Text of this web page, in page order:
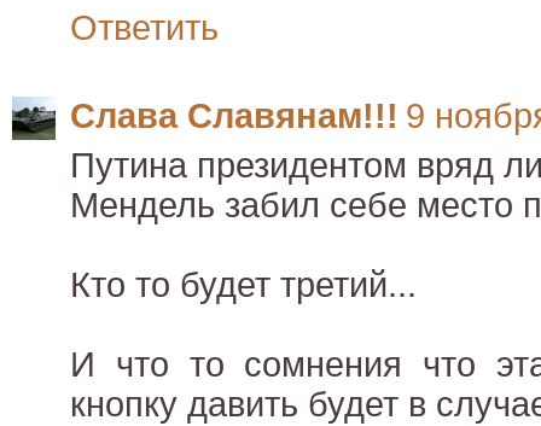
Ответить
Слава Славянам!!! 9
Путина президентом вряд
Мендель забил себе место
Кто то будет третий...
И что то сомнения что
кнопку давить будет в